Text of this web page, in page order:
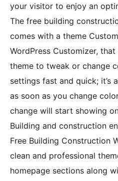
your visitor to enjoy an
The free building
comes with a theme
WordPress Customizer,
theme to tweak or change
settings fast and quick; it’s
as soon as you change
change will start showing
Building and construction
Free Building Construction
clean and professional
homepage sections along